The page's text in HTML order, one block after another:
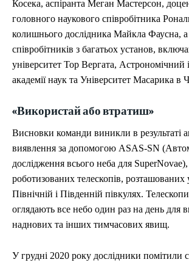
Косека, аспіранта Меган Мастерсон,
головного наукового співробітника
колишнього дослідника Майкла Фаусна,
співробітників з багатьох установ,
університет Тор Вергата, Астрономічний
академії наук та Університет Масарика в
«Використай або втратиш»
Висновки команди виникли в результаті
виявлення за допомогою ASAS-SN
дослідження всього неба для
роботизованих телескопів, розташованих
Північній і Південній півкулях.
оглядають все небо один раз на день для
наднових та інших тимчасових явищ.
У грудні 2020 року дослідники помітили